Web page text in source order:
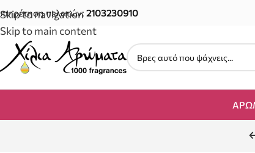
Skip to navigation
Skip to main content
πελατών: 2103230910